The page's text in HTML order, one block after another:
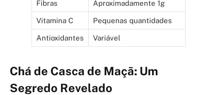
Fibras Aproximadamente 1g
Vitamina C Pequenas quantidades
Antioxidantes Variável
Chá de Casca de Maçã: Um
Segredo Revelado